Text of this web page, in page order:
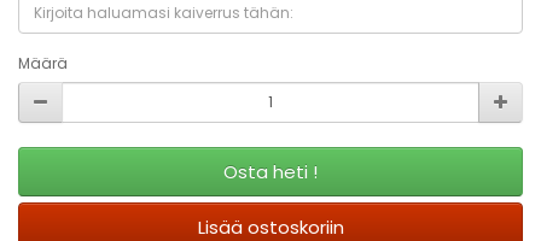
Määrä
Osta heti !
Lisää ostoskoriin